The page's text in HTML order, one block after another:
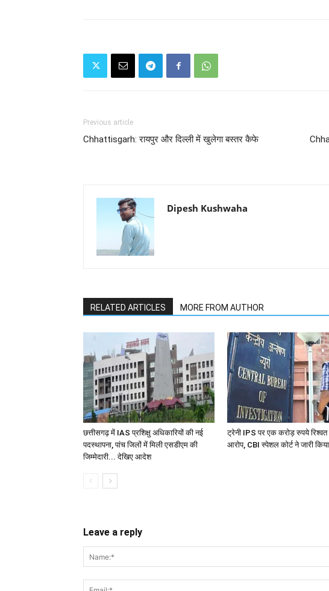
Previous article
Chhattisgarh: रायपुर और दिल्ली में खुलेगा बस्तर कैफे
Dipesh Kushwaha
RELATED ARTICLES MORE FROM AUTHOR
छत्तीसगढ़ में IAS प्रशिक्षु अधिकारियों की नई
पदस्थापना, पांच जिलों में मिली एसडीएम की
जिम्मेदारी... देखिए आदेश
ट्रेनी IPS पर एक करोड़ रुपये
आरोप, CBI स्पेशल कोर्ट ने जारी
Leave a reply